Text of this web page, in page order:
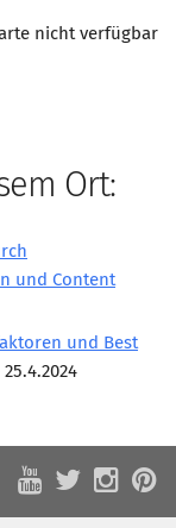
nicht verfügbar
Ort:
und Content
und Best
25.4.2024